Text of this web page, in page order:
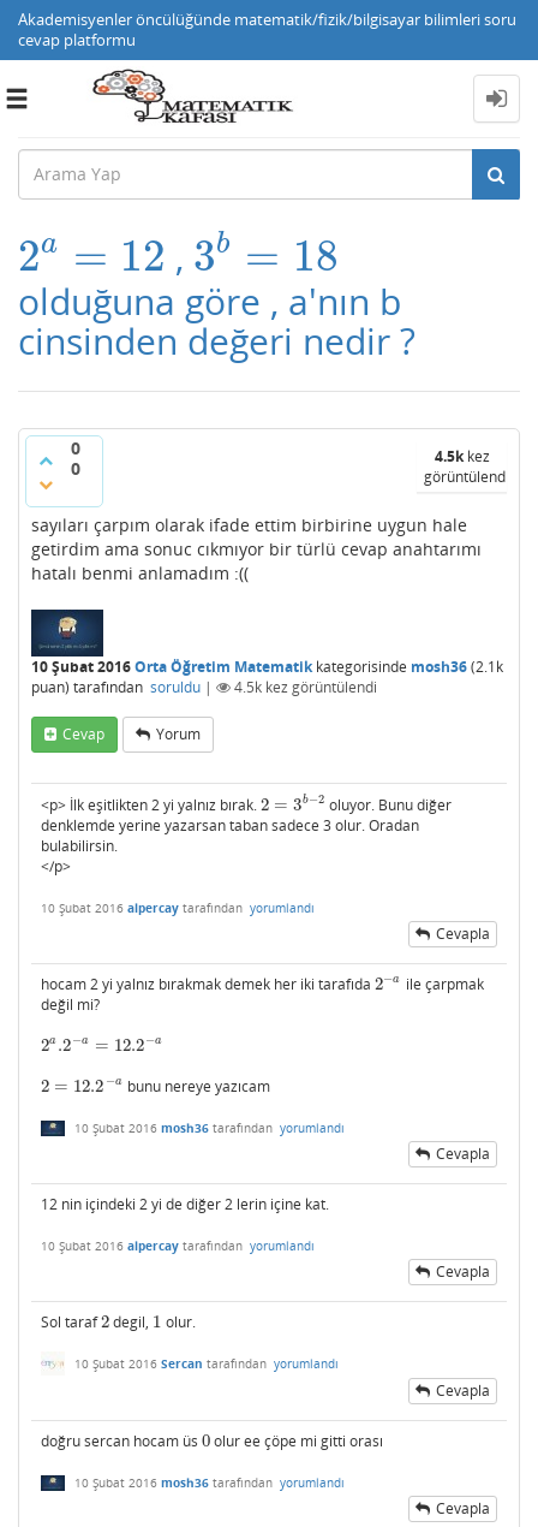
Akademisyenler öncülüğünde matematik/fizik/bilgisayar bilimleri soru
cevap platformu
Toggle
2a = 12
2a =12 , 3b = 18
3b =18
olduğuna göre , a'nın b
cinsinden değeri nedir ?
0
0
4.5kkez
görüntülendi
sayıları çarpım olarak ifade ettim birbirine uygun hale
getirdim ama sonuc cıkmıyor bir türlü cevap anahtarımı
hatalı benmi anlamadım :((
10 Şubat 2016Orta Öğretim Matematikkategorisinde mosh36(2.1k
puan) tarafından soruldu | 4.5k kez görüntülendi
Cevap Yorum
<p> İlk eşitlikten 2 yi yalnız bırak.2 = 3b−2
2 =3b−2
oluyor. Bunu diğer
denklemde yerine yazarsan taban sadece 3 olur. Oradan
bulabilirsin.
</p>
10 Şubat 2016 alpercay tarafından yorumlandı
Cevapla
hocam 2 yi yalnız bırakmak demek her iki tarafıda 2−a
2−a ile çarpmak
değil mi?
2a .2−a = 12.2−a
2a.2−a= 12.2−a
2 = 12.2 −a
2 =12.2−a bunu nereye yazıcam
10 Şubat 2016 mosh36 tarafından yorumlandı
Cevapla
12 nin içindeki 2 yi de diğer 2 lerin içine kat.
10 Şubat 2016 alpercay tarafından yorumlandı
Cevapla
Sol taraf2
2degil, 1
1 olur.
10 Şubat 2016 Sercan tarafından yorumlandı
Cevapla
doğru sercan hocam üs 0
0olur ee çöpe mi gitti orası
10 Şubat 2016 mosh36 tarafından yorumlandı
Cevapla